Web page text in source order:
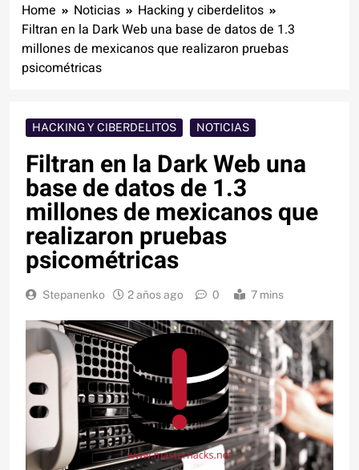
Home Noticias
Hacking y ciberdelitos
Filtran en la Dark Web una base de datos de 1.3
millones de mexicanos que realizaron pruebas
psicométricas
HACKING Y CIBERDELITOS NOTICIAS
Filtran en la Dark Web una
base de datos de 1.3
millones de mexicanos que
realizaron pruebas
psicométricas
Stepanenko 2 años ago 0 7 mins